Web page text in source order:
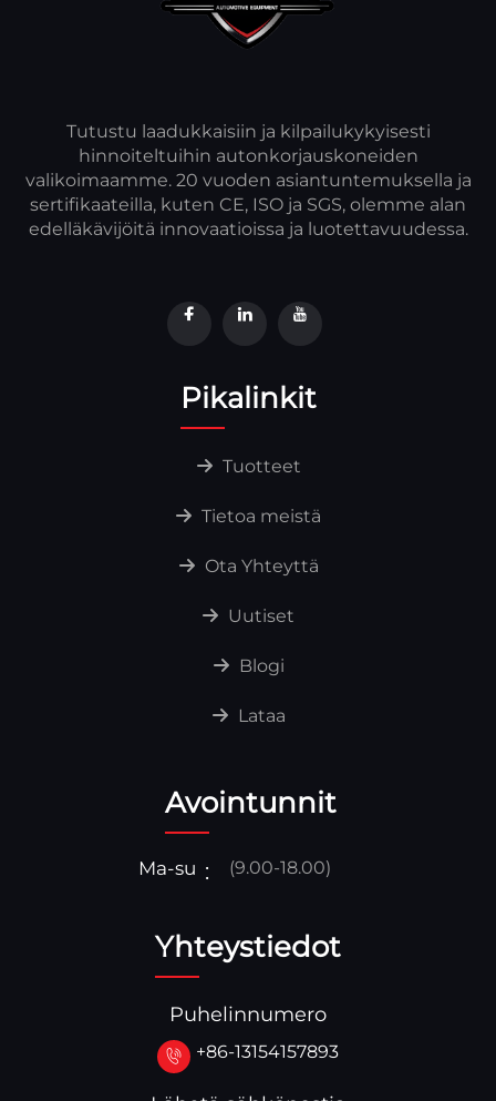
Tutustu laadukkaisiin ja kilpailukykyisesti
hinnoiteltuihin autonkorjauskoneiden
valikoimaamme. 20 vuoden asiantuntemuksella ja
sertifikaateilla, kuten CE, ISO ja SGS, olemme alan
edelläkävijöitä innovaatioissa ja luotettavuudessa.
Pikalinkit
Tuotteet
Tietoa meistä
Ota Yhteyttä
Uutiset
Blogi
Lataa
Avointunnit
Ma-su (9.00-18.00)
Yhteystiedot
Puhelinnumero
+86-13154157893